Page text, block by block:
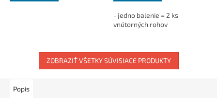
- jedno balenie = 2 ks
vnútorných rohov
ZOBRAZIŤ VŠETKY SÚVISIACE PRODUKTY
Popis